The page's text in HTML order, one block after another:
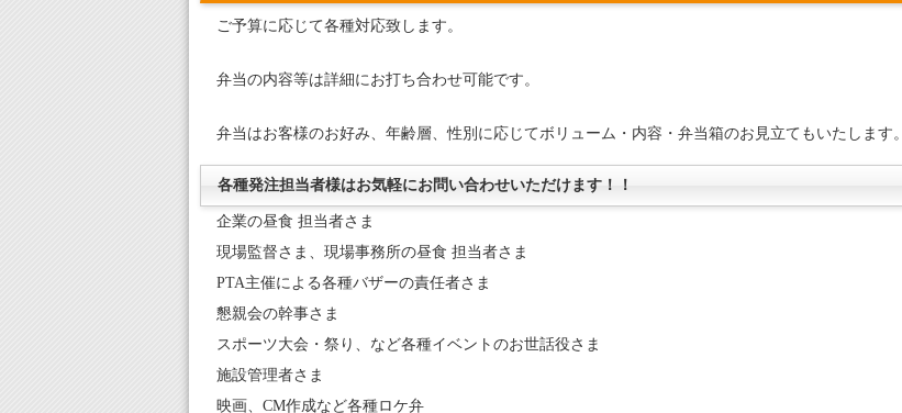
ご予算に応じて各種対応致します。
弁当の内容等は詳細にお打ち合わせ可能です。
弁当はお客様のお好み、年齢層、性別に応じてボリューム・内容・弁当箱のお見立てもいたします。
各種発注担当者様はお気軽にお問い合わせいただけます！！
企業の昼食 担当者さま
現場監督さま、現場事務所の昼食 担当者さま
PTA主催による各種バザーの責任者さま
懇親会の幹事さま
スポーツ大会・祭り、など各種イベントのお世話役さま
施設管理者さま
映画、CM作成など各種ロケ弁